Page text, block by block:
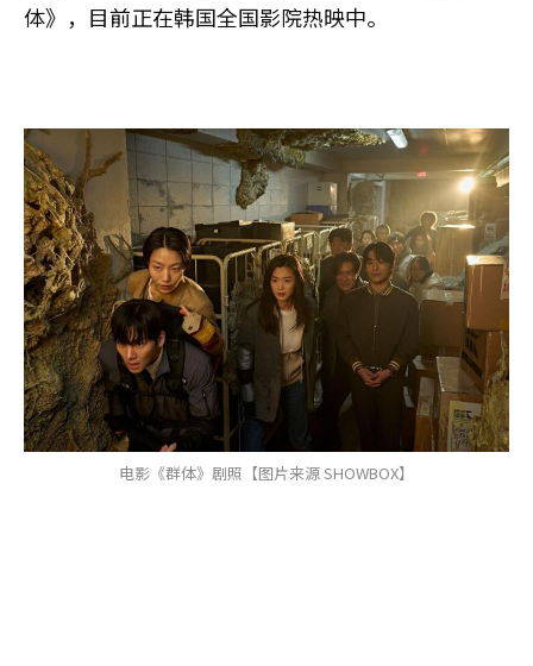
体》，目前正在韩国全国影院热映中。
电影《群体》剧照【图片来源 SHOWBOX】